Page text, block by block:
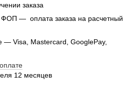
заказа
ФОП — оплата заказа на расчетный
— Visa, Mastercard, GooglePay,
12 месяцев